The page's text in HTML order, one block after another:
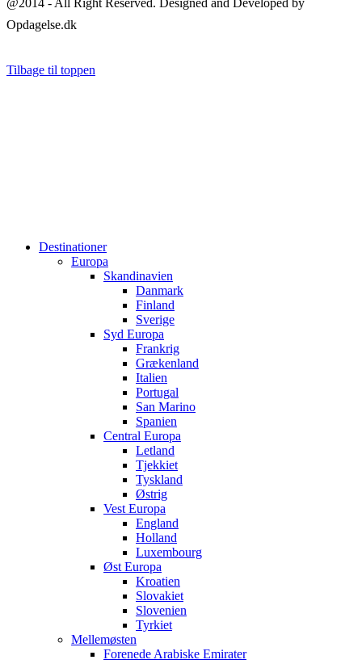
Opdagelse.dk
Tilbage til toppen
Destinationer
Europa
Skandinavien
Danmark
Finland
Sverige
Syd Europa
Frankrig
Grækenland
Italien
Portugal
San Marino
Spanien
Central Europa
Letland
Tjekkiet
Tyskland
Østrig
Vest Europa
England
Holland
Luxembourg
Øst Europa
Kroatien
Slovakiet
Slovenien
Tyrkiet
Mellemøsten
Forenede Arabiske Emirater